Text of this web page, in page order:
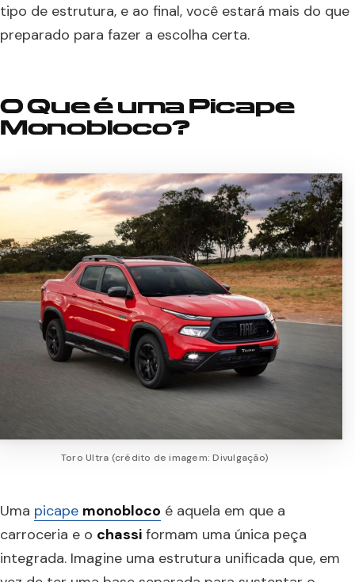
tipo de estrutura, e ao final, você estará mais do que
preparado para fazer a escolha certa.
O Que é uma Picape
Monobloco?
Toro Ultra (crédito de imagem: Divulgação)
Uma picape monobloco é aquela em que a
carroceria e o chassi formam uma única peça
integrada. Imagine uma estrutura unificada que, em